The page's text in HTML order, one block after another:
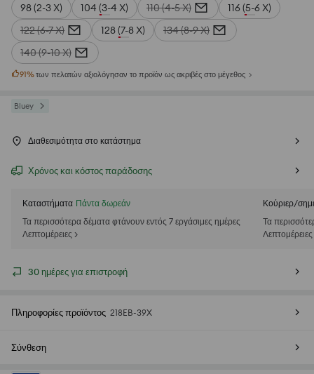
98 (2-3 Χ) 104 (3-4 Χ) 110 (4-5 Χ)
116 (5-6 Χ)
122 (6-7 Χ)
128 (7-8 Χ)
134 (8-9 Χ)
140 (9-10 Χ)
91%των πελατών αξιολόγησαν το προϊόν ως ακριβές στο μέγεθος
Bluey
Διαθεσιμότητα στο κατάστημα
Χρόνος και κόστος παράδοσης
Καταστήματα Πάντα δωρεάν
Τα περισσότερα δέματα φτάνουν εντός 7 εργάσιμες ημέρες
Λεπτομέρειες >
Κούριερ/
Τα
Λεπτομέρειες
30 ημέρες για επιστροφή
Πληροφορίες προϊόντος 218EB-39X
Σύνθεση